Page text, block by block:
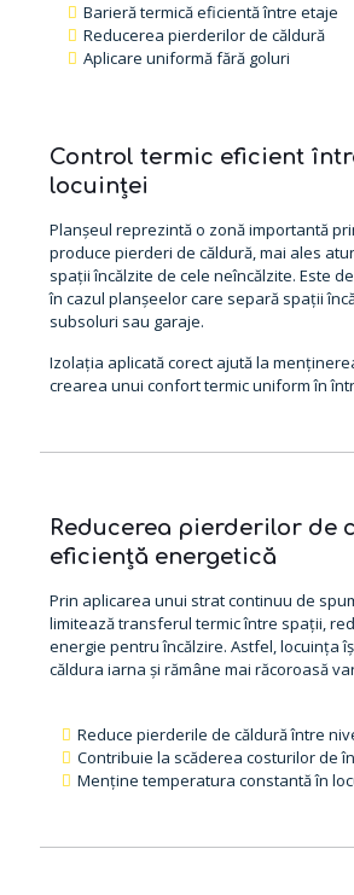
Barieră termică eficientă între etaje
Reducerea pierderilor de căldură
Aplicare uniformă fără goluri
Control termic eficient
locuinței
Planșeul reprezintă o zonă importantă
produce pierderi de căldură, mai ales
spații încălzite de cele neîncălzite. Este
în cazul planșeelor care separă spații
subsoluri sau garaje.
Izolația aplicată corect ajută la
crearea unui confort termic uniform în
Reducerea pierderilor de
eficiență energetică
Prin aplicarea unui strat continuu de
limitează transferul termic între spații,
energie pentru încălzire. Astfel, locuința
căldura iarna și rămâne mai răcoroasă
Reduce pierderile de căldură între
Contribuie la scăderea costurilor de
Menține temperatura constantă în